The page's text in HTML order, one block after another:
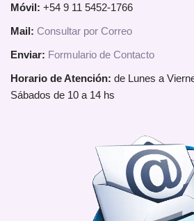
Móvil: +54 9 11 5452-1766
Mail: Consultar por Correo
Enviar: Formulario de Contacto
Horario de Atención: de Lunes a
Sábados de 10 a 14 hs